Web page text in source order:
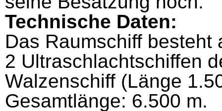
Technische Daten:
Das Raumschiff
2 Ultraschlacht­schiffen
Walzenschiff (Länge
Gesamtlänge: 6.500 m.